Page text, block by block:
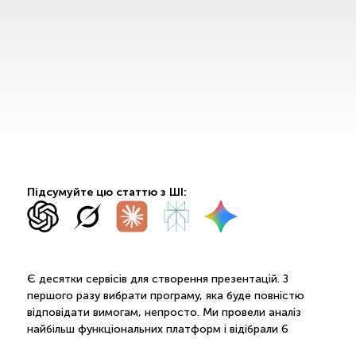
Підсумуйте цю статтю з ШІ:
Є десятки сервісів для створення презентацій. З
першого разу вибрати програму, яка буде повністю
відповідати вимогам, непросто. Ми провели аналіз
найбільш функціональних платформ і відібрали 6